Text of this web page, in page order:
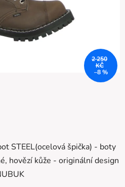
STEEL(ocelová špička) - boty
hovězí kůže - originální design
2 250
KČ
–8 %